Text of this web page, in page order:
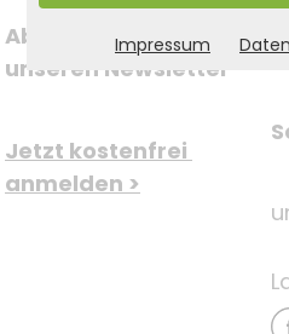
Abonnieren Sie jetzt
unseren Newsletter
Jetzt kostenfrei
anmelden >
Impressum